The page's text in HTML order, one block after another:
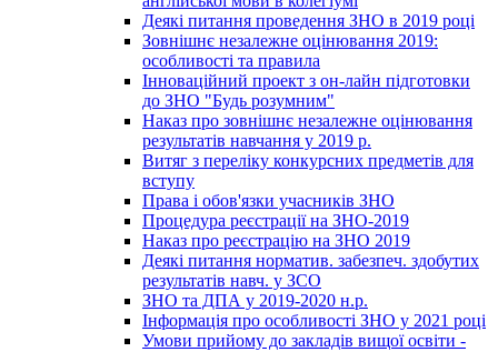
Деякі питання проведення ЗНО в 2019 році
Зовнішнє незалежне оцінювання 2019:
особливості та правила
Інноваційний проект з он-лайн підготовки
до ЗНО "Будь розумним"
Наказ про зовнішнє незалежне оцінювання
результатів навчання у 2019 р.
Витяг з переліку конкурсних предметів для
вступу
Права і обов'язки учасників ЗНО
Процедура реєстрації на ЗНО-2019
Наказ про реєстрацію на ЗНО 2019
Деякі питання норматив. забезпеч. здобутих
результатів навч. у ЗСО
ЗНО та ДПА у 2019-2020 н.р.
Інформація про особливості ЗНО у 2021 році
Умови прийому до закладів вищої освіти -